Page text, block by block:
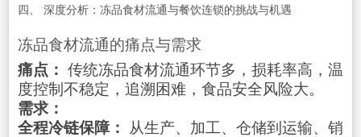
四、 深度分析：冻品食材流通与餐饮连锁的挑战与机遇
冻品食材流通的痛点与需求
痛点： 传统冻品食材流通环节多，损耗率高，温
度控制不稳定，追溯困难，食品安全风险大。
需求：
全程冷链保障：
从生产、加工、仓储到运输、销